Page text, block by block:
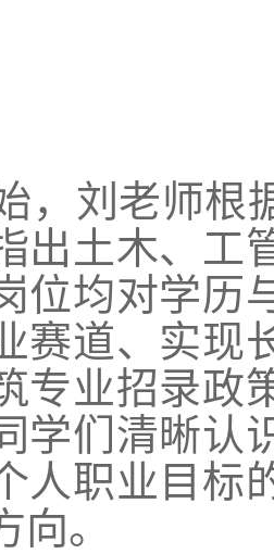
， 刘老师根
出 土木、 工
位均对学历
赛道、实现
专业招录政
学们清晰认
人职业目标
向。